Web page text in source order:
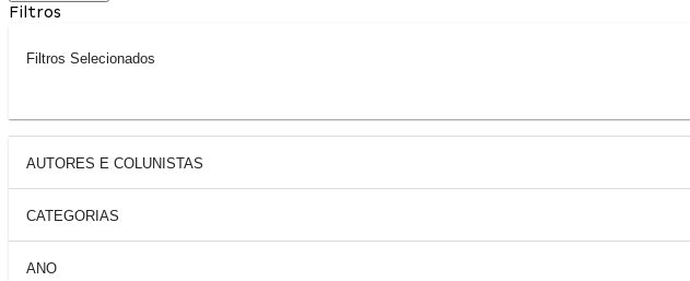
Filtros
Filtros Selecionados
AUTORES E COLUNISTAS
CATEGORIAS
ANO